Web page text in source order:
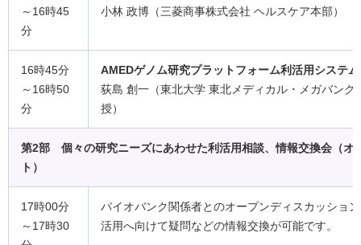
～16時45
分
小林 政博（三菱商事株式会社 ヘルスケア本部）
16時45分
～16時50
分
AMEDゲノム研究プラットフォーム利活用システ
荻島 創一（東北大学 東北メディカル・メガバンク
授）
第2部 個々の研究ニーズにあわせた利活用相談、情報交換会（オ
ト）
17時00分
～17時30
バイオバンク関係者とのオープンディスカッショ
活用へ向けて疑問などの情報交換が可能です。